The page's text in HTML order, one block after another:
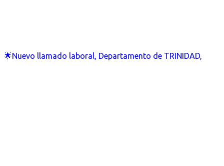
🌟Nuevo llamado laboral, Departamento de TRINIDAD,